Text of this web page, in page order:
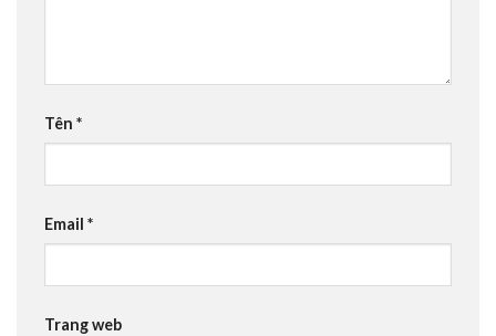
Tên *
Email *
Trang web